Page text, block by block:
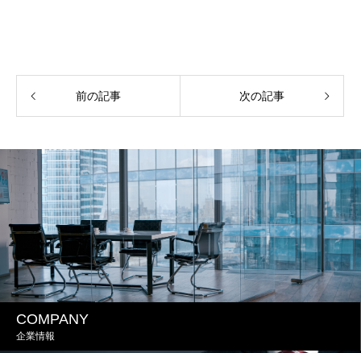
前の記事 次の記事
COMPANY
企業情報